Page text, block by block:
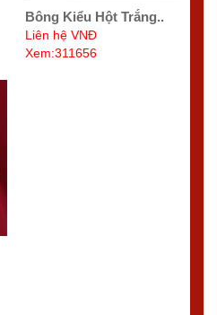
Bông Kiểu Hột Trắng..
Liên hệ VNĐ
Xem:311656